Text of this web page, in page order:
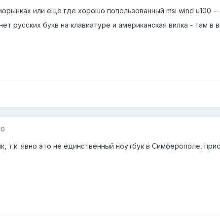
или ещё где хорошо попользованный msi wind u100
русских букв на клавиатуре и американская вилка - там в
т.к. явно это не единственный ноутбук в Симферополе,